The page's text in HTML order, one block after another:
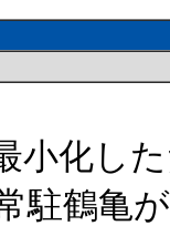
小化し
駐鶴亀が